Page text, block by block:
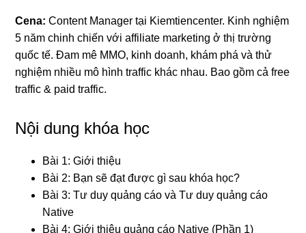
Cena: Content Manager tại Kiemtiencenter. Kinh nghiệm
5 năm chinh chiến với affiliate marketing ở thị trường
quốc tế. Đam mê MMO, kinh doanh, khám phá và thử
nghiệm nhiều mô hình traffic khác nhau. Bao gồm cả free
traffic & paid traffic.
Nội dung khóa học
Bài 1: Giới thiệu
Bài 2: Bạn sẽ đạt được gì sau khóa học?
Bài 3: Tư duy quảng cáo và Tư duy quảng cáo
Native
Bài 4: Giới thiệu quảng cáo Native (Phần 1)